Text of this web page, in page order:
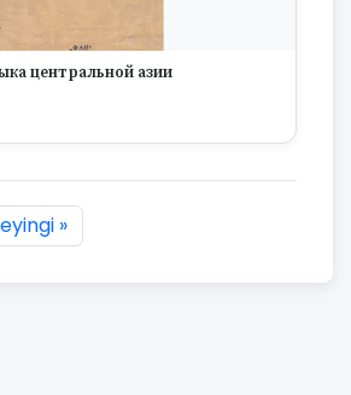
центральной азии
dan :last gacha ko'rsatildi
»